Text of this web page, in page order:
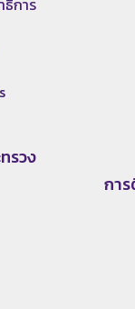
รวง
กา